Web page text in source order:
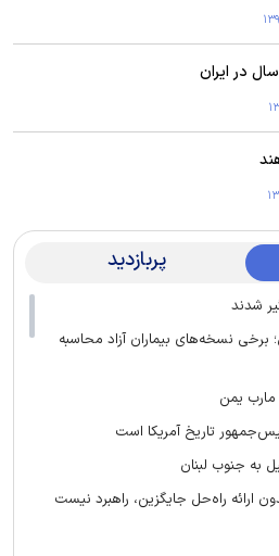
پربازدید
برخی نسخه‌های بیماران آزاد محاسبه
یمن
تاریخ آمریکا است
به جنوب لبنان
ارائه راه‌حل جایگزین، راهبرد نیست